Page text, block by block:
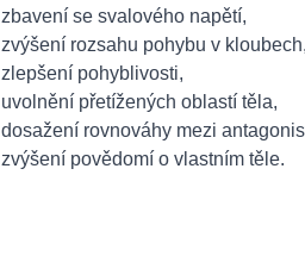
zbavení se svalového napětí,
zvýšení rozsahu pohybu v kloubech,
zlepšení pohyblivosti,
uvolnění přetížených oblastí těla,
dosažení rovnováhy mezi
zvýšení povědomí o vlastním těle.